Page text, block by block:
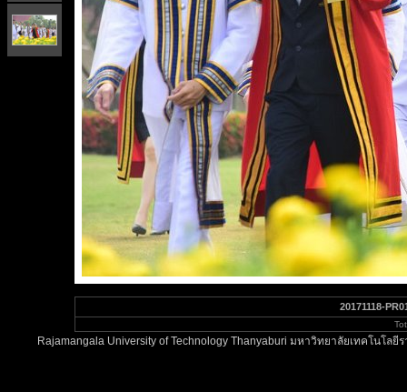
20171118-
Rajamangala University of Technology Thanyaburi มหาวิทยาลัยเทคโนโ